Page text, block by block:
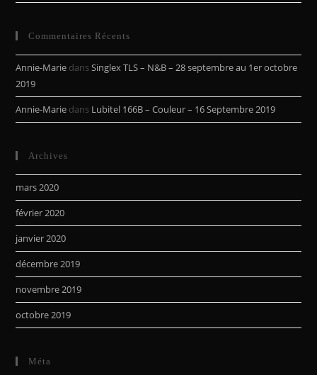
Commentaires Récents
Annie-Marie dansSinglex TLS – N&B – 28 septembre au 1er octobre
2019
Annie-Marie dans Lubitel 166B – Couleur – 16 Septembre 2019
Archives
mars 2020
février 2020
janvier 2020
décembre 2019
novembre 2019
octobre 2019
Méta